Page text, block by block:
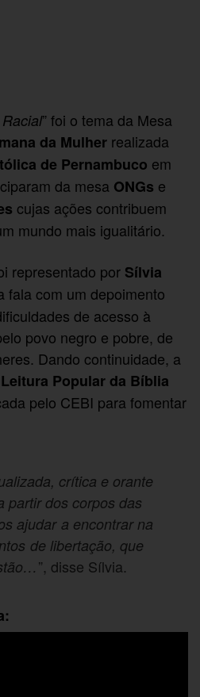
” foi o tema da Mesa
da Mulher realizada
de Pernambuco em
da mesa ONGs e
cujas ações contribuem
mundo mais igualitário.
representado por Sílvia
fala com um depoimento
de acesso à
povo negro e pobre, de
Dando continuidade, a
Leitura Popular da Bíblia
pelo CEBI para fomentar
crítica e orante
partir dos corpos das
ajudar a encontrar na
de libertação, que
”, disse Sílvia.